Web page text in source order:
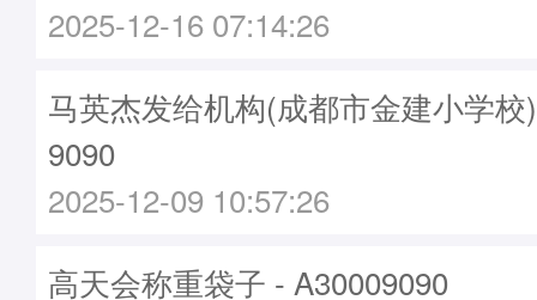
2025-12-16 07:14:26
马英杰发给机构(成都市金建小学
9090
2025-12-09 10:57:26
高天会称重袋子 - A30009090